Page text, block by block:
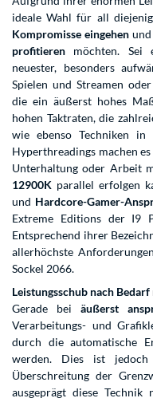
ideale Wahl für all
Kompromisse eingehen und
profitieren möchten. Sei
neuester, besonders
Spielen und Streamen
die ein äußerst hohes
hohen Taktraten, die
wie ebenso Techniken
Hyperthreadings machen
Unterhaltung oder Arbeit
12900K parallel erfolgen
und Hardcore-Gamer-
Extreme Editions der I9
Entsprechend ihrer
allerhöchste
Sockel 2066.
Leistungsschub nach
Gerade bei äußerst
Verarbeitungs- und
durch die automatische
werden. Dies ist
Überschreitung der
ausgeprägt diese Technik